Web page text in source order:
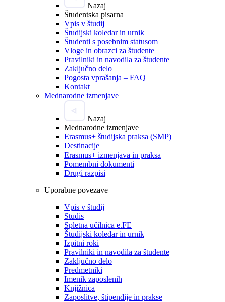
Nazaj
Študentska pisarna
Vpis v študij
Študijski koledar in urnik
Študenti s posebnim statusom
Vloge in obrazci za študente
Pravilniki in navodila za študente
Zaključno delo
Pogosta vprašanja – FAQ
Kontakt
Mednarodne izmenjave
Nazaj
Mednarodne izmenjave
Erasmus+ študijska praksa (SMP)
Destinacije
Erasmus+ izmenjava in praksa
Pomembni dokumenti
Drugi razpisi
Uporabne povezave
Vpis v študij
Studis
Spletna učilnica e.FE
Študijski koledar in urnik
Izpitni roki
Pravilniki in navodila za študente
Zaključno delo
Predmetniki
Imenik zaposlenih
Knjižnica
Zaposlitve, štipendije in prakse